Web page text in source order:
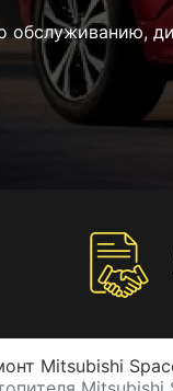
обслуживанию,
Mitsubishi